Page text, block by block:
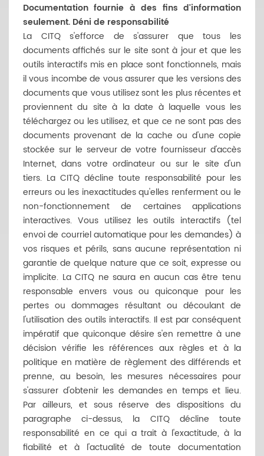
Documentation fournie à des fins d'information
seulement. Déni de responsabilité
La CITQ s'efforce de s'assurer que tous les
documents affichés sur le site sont à jour et que les
outils interactifs mis en place sont fonctionnels, mais
il vous incombe de vous assurer que les versions des
documents que vous utilisez sont les plus récentes et
proviennent du site à la date à laquelle vous les
téléchargez ou les utilisez, et que ce ne sont pas des
documents provenant de la cache ou d'une copie
stockée sur le serveur de votre fournisseur d'accès
Internet, dans votre ordinateur ou sur le site d'un
tiers. La CITQ décline toute responsabilité pour les
erreurs ou les inexactitudes qu'elles renferment ou le
non-fonctionnement de certaines applications
interactives. Vous utilisez les outils interactifs (tel
envoi de courriel automatique pour les demandes) à
vos risques et périls, sans aucune représentation ni
garantie de quelque nature que ce soit, expresse ou
implicite. La CITQ ne saura en aucun cas être tenu
responsable envers vous ou quiconque pour les
pertes ou dommages résultant ou découlant de
l'utilisation des outils interactifs. Il est par conséquent
impératif que quiconque désire s'en remettre à une
décision vérifie les références aux règles et à la
politique en matière de règlement des différends et
prenne, au besoin, les mesures nécessaires pour
s'assurer d'obtenir les demandes en temps et lieu.
Par ailleurs, et sous réserve des dispositions du
paragraphe ci-dessus, la CITQ décline toute
responsabilité en ce qui a trait à l'exactitude, à la
fiabilité et à l'actualité de toute documentation